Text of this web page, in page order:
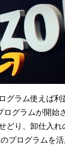
グラム使えば
ログラムが開始
どり、卸仕入れ
プログラムを活